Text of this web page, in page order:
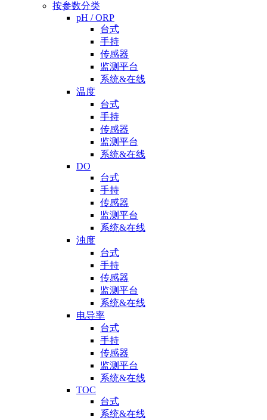
按参数分类
pH / ORP
台式
手持
传感器
监测平台
系统&在线
温度
台式
手持
传感器
监测平台
系统&在线
DO
台式
手持
传感器
监测平台
系统&在线
浊度
台式
手持
传感器
监测平台
系统&在线
电导率
台式
手持
传感器
监测平台
系统&在线
TOC
台式
系统&在线